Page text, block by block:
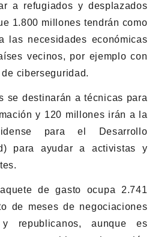
a refugiados y desplazados
1.800 millones tendrán como
las necesidades económicas
vecinos, por ejemplo con
ciberseguridad.
se destinarán a técnicas para
y 120 millones irán a la
para el Desarrollo
para ayudar a activistas y
de gasto ocupa 2.741
de meses de negociaciones
y republicanos, aunque es